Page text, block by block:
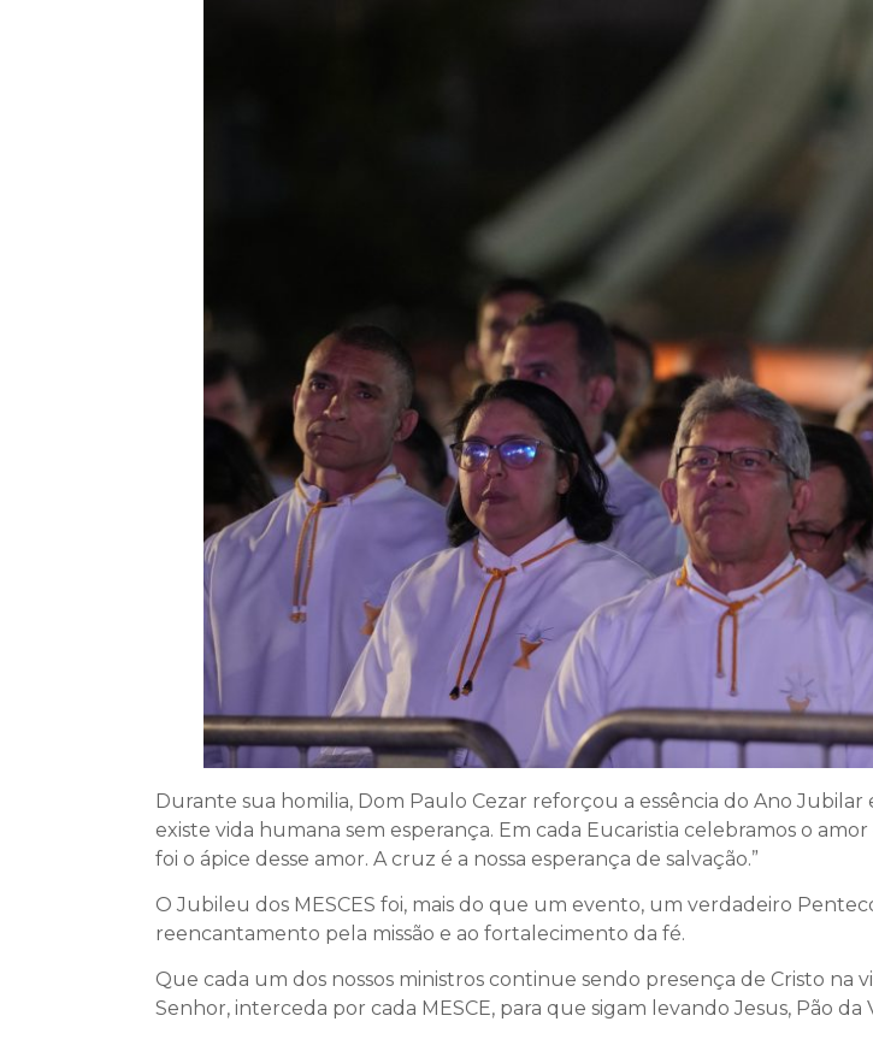
Durante sua homilia, Dom Paulo Cezar reforçou a essência do Ano Jubilar
existe vida humana sem esperança. Em cada Eucaristia celebramos o
foi o ápice desse amor. A cruz é a nossa esperança de salvação.”
O Jubileu dos MESCES foi, mais do que um evento, um verdadeiro
reencantamento pela missão e ao fortalecimento da fé.
Que cada um dos nossos ministros continue sendo presença de Cristo na
Senhor, interceda por cada MESCE, para que sigam levando Jesus, Pão